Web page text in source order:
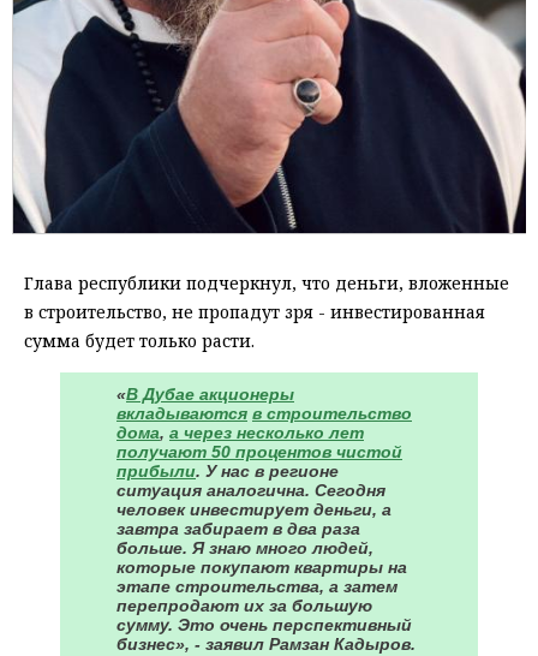
Глава республики подчеркнул, что деньги, вложенные
в строительство, не пропадут зря - инвестированная
сумма будет только расти.
«В Дубае акционеры
вкладываются в строительство
дома, а через несколько лет
получают 50 процентов чистой
прибыли. У нас в регионе
ситуация аналогична. Сегодня
человек инвестирует деньги, а
завтра забирает в два раза
больше. Я знаю много людей,
которые покупают квартиры на
этапе строительства, а затем
перепродают их за большую
сумму. Это очень перспективный
бизнес», - заявил Рамзан Кадыров.